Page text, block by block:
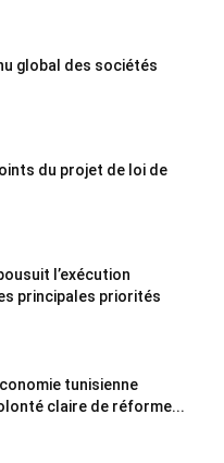
global des sociétés
du projet de loi de
l’exécution
principales priorités
tunisienne
claire de réforme...